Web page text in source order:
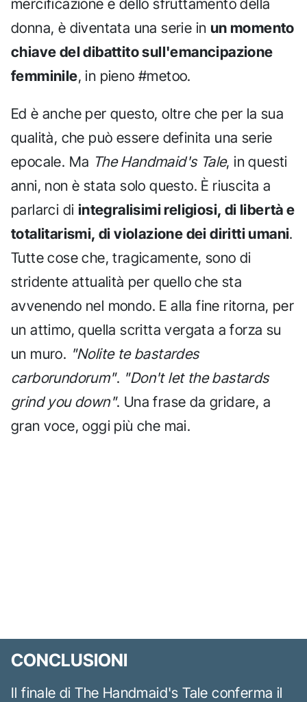
mercificazione e dello sfruttamento della
donna, è diventata una serie in un momento
chiave del dibattito sull'emancipazione
femminile, in pieno #metoo.
Ed è anche per questo, oltre che per la sua
qualità, che può essere definita una serie
epocale. Ma The Handmaid's Tale, in questi
anni, non è stata solo questo. È riuscita a
parlarci di integralisimi religiosi, di libertà e
totalitarismi, di violazione dei diritti umani.
Tutte cose che, tragicamente, sono di
stridente attualità per quello che sta
avvenendo nel mondo. E alla fine ritorna, per
un attimo, quella scritta vergata a forza su
un muro. "Nolite te bastardes
carborundorum". "Don't let the bastards
grind you down". Una frase da gridare, a
gran voce, oggi più che mai.
CONCLUSIONI
Il finale di The Handmaid's Tale conferma il